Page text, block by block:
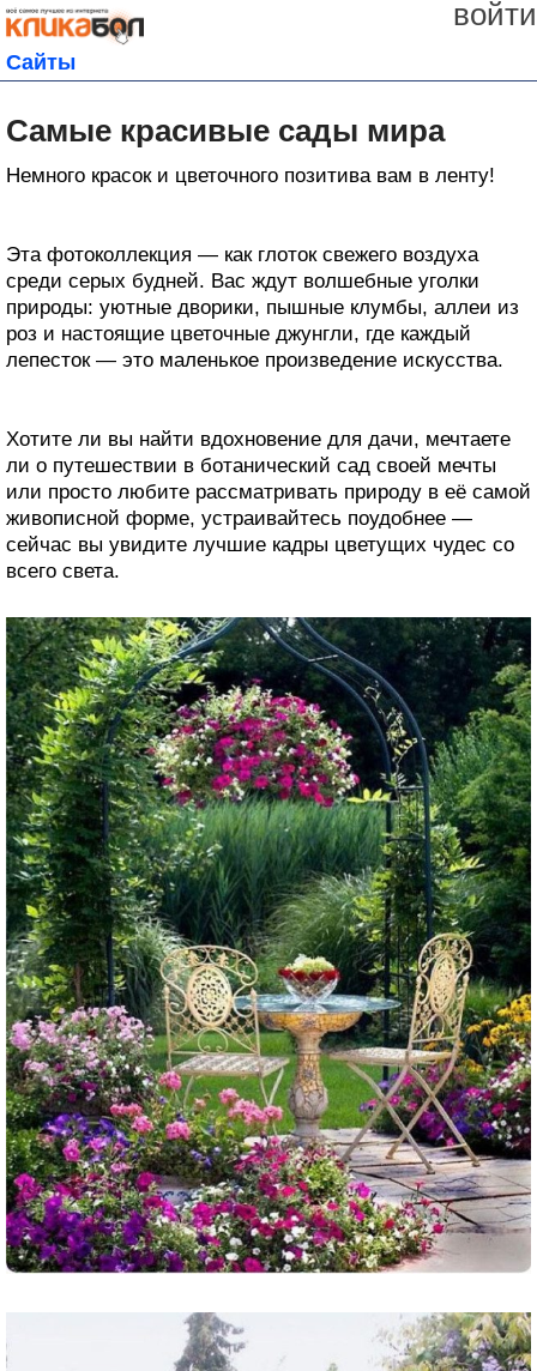
войти
Сайты
Самые красивые сады мира
Немного красок и цветочного позитива вам в ленту!
Эта фотоколлекция — как глоток свежего воздуха
среди серых будней. Вас ждут волшебные уголки
природы: уютные дворики, пышные клумбы, аллеи из
роз и настоящие цветочные джунгли, где каждый
лепесток — это маленькое произведение искусства.
Хотите ли вы найти вдохновение для дачи, мечтаете
ли о путешествии в ботанический сад своей мечты
или просто любите рассматривать природу в её самой
живописной форме, устраивайтесь поудобнее —
сейчас вы увидите лучшие кадры цветущих чудес со
всего света.